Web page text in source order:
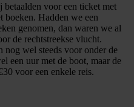
voor een ticket met
boeken. Hadden we een
genomen, dan waren we al
de rechtstreekse vlucht.
nog wel steeds voor onder de
een uur met de boot, maar de
voor een enkele reis.